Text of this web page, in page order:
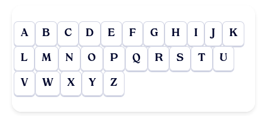
A B C D E F G H I J K
L M N O P Q R S T U
V W X Y Z